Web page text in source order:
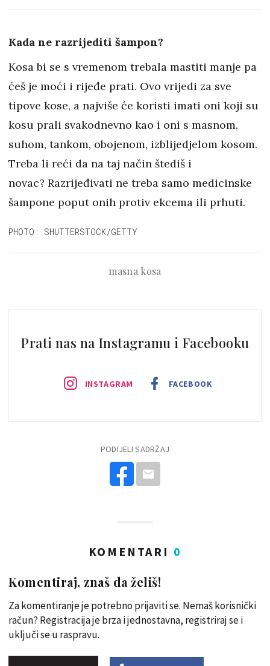
Kada ne razrijediti šampon?
Kosa bi se s vremenom trebala mastiti manje pa
ćeš je moći i rijeđe prati. Ovo vrijedi za sve
tipove kose, a najviše će koristi imati oni koji su
kosu prali svakodnevno kao i oni s masnom,
suhom, tankom, obojenom, izblijedjelom kosom.
Treba li reći da na taj način štediš i
novac? Razrijeđivati ne treba samo medicinske
šampone poput onih protiv ekcema ili prhuti.
PHOTO: SHUTTERSTOCK/GETTY
masna kosa
Prati nas na Instagramu i Facebooku
INSTAGRAM FACEBOOK
PODIJELI SADRŽAJ
KOMENTARI 0
Komentiraj, znaš da želiš!
Za komentiranje je potrebno prijaviti se. Nemaš korisnički
račun? Registracija je brza i jednostavna, registriraj se i
uključi se u raspravu.